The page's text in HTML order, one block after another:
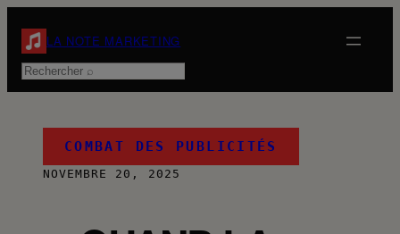
contenu
LA NOTE MARKETING
Rechercher
COMBAT DES PUBLICITÉS
NOVEMBRE 20, 2025